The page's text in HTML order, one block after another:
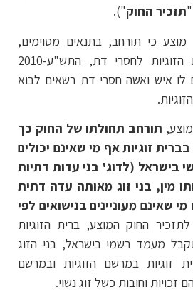
תזכיר החוק").
כי תורחב, בתנאים מסוימים,
תחולתו של חוק ברית הזוגיות לחסרי דת, התש"ע-2010
איש ואשה חסרי דת רשאים לבוא
תורחב תחולתו של החוק כך
זוגיות אף מי שאינם יכולים
בישראל (לדוג' בני עדות דתיות
מין, בני זוג מאותה עדה דתית
שאינם מעוניינים בנישואים לפי
החוק המוצע, ברית הזוגיות
מעמד רשמי בישראל, בני הזוג
זוגיות במרשם הזוגיות ובמרשם
זכויות וחובות כשל זוג נשוי.